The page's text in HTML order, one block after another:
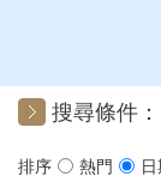
客製化行程
搜尋條件：